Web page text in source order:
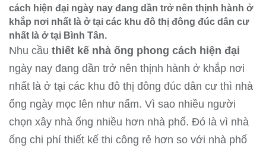
cách hiện đại ngày nay đang dần trở nên thịnh hành ở
khắp nơi nhất là ở tại các khu đô thị đông đúc dân cư
nhất là ở tại Bình Tân.
Nhu cầu thiết kế nhà ống phong cách hiện đại
ngày nay đang dần trở nên thịnh hành ở khắp nơi
nhất là ở tại các khu đô thị đông đúc dân cư thì nhà
ống ngày mọc lên như nấm. Vì sao nhiều người
chọn xây nhà ống nhiều hơn nhà phố. Đó là vì nhà
ống chi phí thiết kế thi công rẻ hơn so với nhà phố